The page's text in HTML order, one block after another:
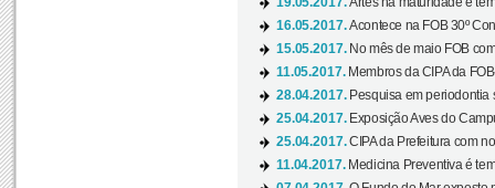
16.05.2017.Acontece na FOB 30º
15.05.2017. No mês de maio FOB
11.05.2017. Membros da CIPA da
28.04.2017. Pesquisa em periodontia
25.04.2017. Exposição Aves do
25.04.2017.CIPA da Prefeitura com
11.04.2017. Medicina Preventiva é